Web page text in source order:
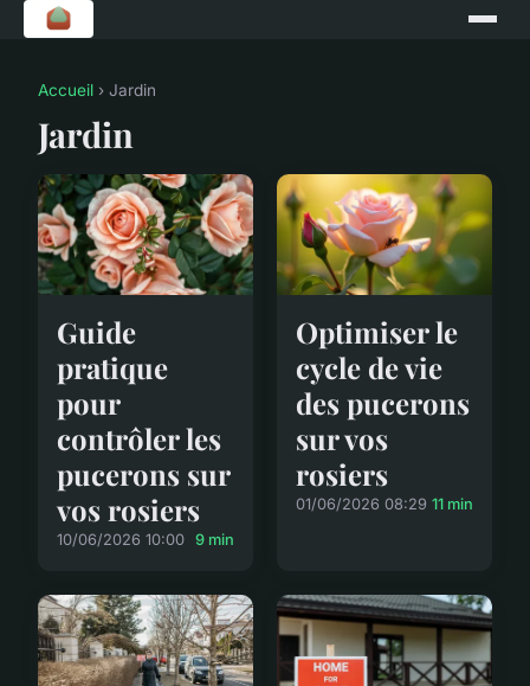
Accueil › Jardin
Jardin
Guide
pratique
pour
contrôler les
pucerons sur
vos rosiers
10/06/2026 10:00 9 min
Optimiser le
cycle de vie
des pucerons
sur vos
rosiers
01/06/2026 08:29 11 min